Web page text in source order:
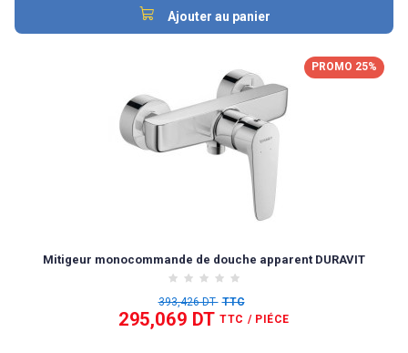
Ajouter au panier
PROMO 25%
Mitigeur monocommande de douche apparent DURAVIT
393,426 DT TTC
295,069 DT TTC / PIÉCE